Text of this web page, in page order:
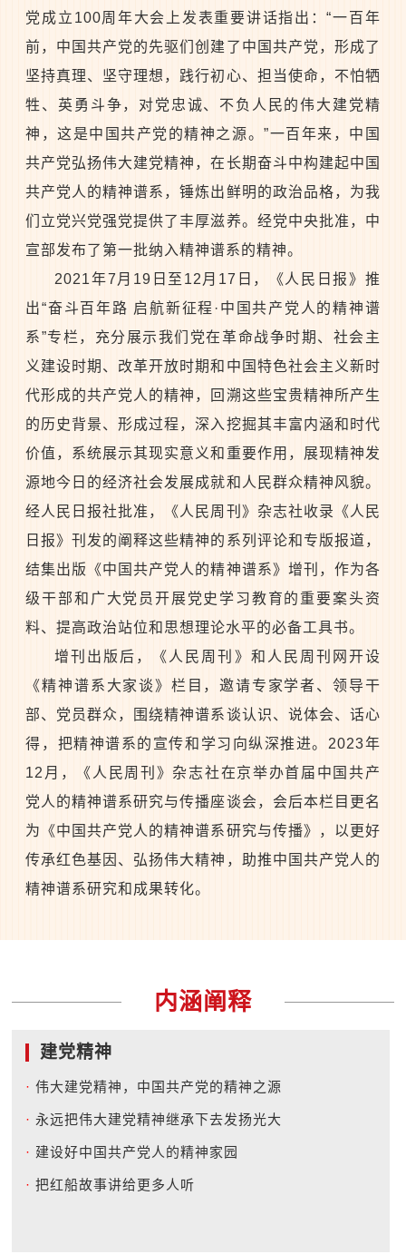
党成立100周年大会上发表重要讲话指出：“一百年
前，中国共产党的先驱们创建了中国共产党，形成了
坚持真理、坚守理想，践行初心、担当使命，不怕牺
牲、英勇斗争，对党忠诚、不负人民的伟大建党精
神，这是中国共产党的精神之源。”一百年来，中国
共产党弘扬伟大建党精神，在长期奋斗中构建起中国
共产党人的精神谱系，锤炼出鲜明的政治品格，为我
们立党兴党强党提供了丰厚滋养。经党中央批准，中
宣部发布了第一批纳入精神谱系的精神。
2021年7月19日至12月17日，《人民日报》推
出“奋斗百年路 启航新征程·中国共产党人的精神谱
系”专栏，充分展示我们党在革命战争时期、社会主
义建设时期、改革开放时期和中国特色社会主义新时
代形成的共产党人的精神，回溯这些宝贵精神所产生
的历史背景、形成过程，深入挖掘其丰富内涵和时代
价值，系统展示其现实意义和重要作用，展现精神发
源地今日的经济社会发展成就和人民群众精神风貌。
经人民日报社批准，《人民周刊》杂志社收录《人民
日报》刊发的阐释这些精神的系列评论和专版报道，
结集出版《中国共产党人的精神谱系》增刊，作为各
级干部和广大党员开展党史学习教育的重要案头资
料、提高政治站位和思想理论水平的必备工具书。
增刊出版后，《人民周刊》和人民周刊网开设
《精神谱系大家谈》栏目，邀请专家学者、领导干
部、党员群众，围绕精神谱系谈认识、说体会、话心
得，把精神谱系的宣传和学习向纵深推进。2023年
12月，《人民周刊》杂志社在京举办首届中国共产
党人的精神谱系研究与传播座谈会，会后本栏目更名
为《中国共产党人的精神谱系研究与传播》，以更好
传承红色基因、弘扬伟大精神，助推中国共产党人的
精神谱系研究和成果转化。
内涵阐释
建党精神
· 伟大建党精神，中国共产党的精神之源
· 永远把伟大建党精神继承下去发扬光大
· 建设好中国共产党人的精神家园
· 把红船故事讲给更多人听